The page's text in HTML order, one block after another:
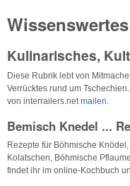
Kulinarisches,
Diese Rubrik lebt von
Verrücktes rund um
von interrailers.net mailen
Bemisch Knedel ...
Rezepte für Böhmische
Kolatschen, Böhmische
findet ihr im online-Kochbuch